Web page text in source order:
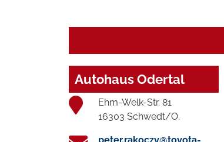
Autohaus Odertal
Ehm-Welk-Str. 81
16303 Schwedt/O.